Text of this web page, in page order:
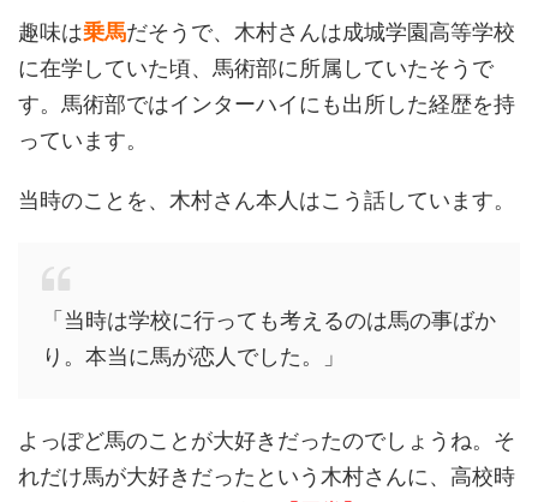
趣味は乗馬だそうで、木村さんは成城学園高等学校
に在学していた頃、馬術部に所属していたそうで
す。馬術部ではインターハイにも出所した経歴を持
っています。
当時のことを、木村さん本人はこう話しています。
「当時は学校に行っても考えるのは馬の事ばか
り。本当に馬が恋人でした。」
よっぽど馬のことが大好きだったのでしょうね。そ
れだけ馬が大好きだったという木村さんに、高校時